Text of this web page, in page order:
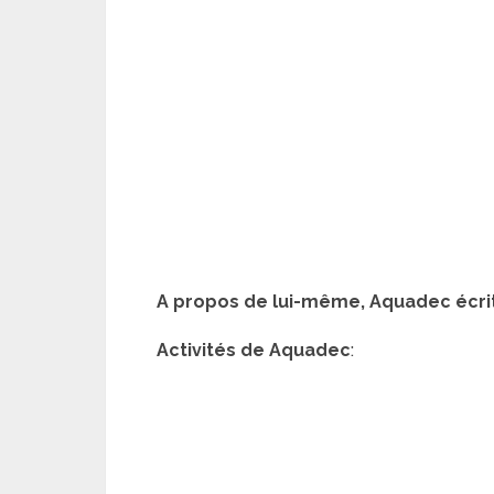
A propos de lui-même, Aquadec
Activités de Aquadec: